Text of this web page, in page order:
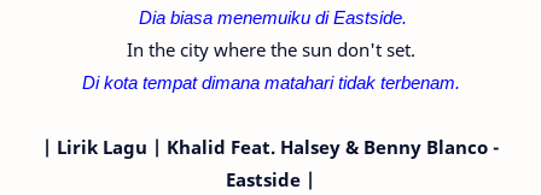
Dia biasa menemuiku diEastside.
In the city where the sun don't set.
Di kota tempat dimana matahari tidak terbenam.
| Lirik Lagu | Khalid Feat. Halsey & Benny Blanco -
Eastside |